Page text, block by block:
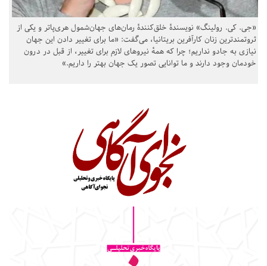
«جی. کی. رولینگ» نویسندهٔ خلق‌کنندهٔ رمان‌های جهان‌شمول هری‌پاتر و یکی از
ثروتمندترین زنان کارآفرین بریتانیا، می‌گفت: «ما برای تغییر دادن این جهان
نیازی به جادو نداریم؛ چرا که همهٔ نیروهای لازم برای تغییر، از قبل در درون
خودمان وجود دارند و ما توانایی تصور یک جهان بهتر را داریم.»